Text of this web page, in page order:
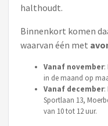
halthoudt.
Binnenkort komen
waarvan één met
Vanaf november:
in de maand op
Vanaf december:
Sportlaan 13,
van 10 tot 12 uur.